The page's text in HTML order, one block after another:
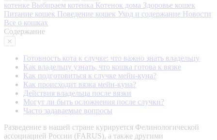
котенке Выбираем котенка Котенок дома Здоровье кошек
Питание кошек Поведение кошек Уход и содержание Новости
Все о кошках
Содержание
Готовность кота к случке: что важно знать владельцу
Как владельцу узнать, что кошка готова к вязке
Как подготовиться к случке мейн-куна?
Как происходит вязка мейн-куна?
Действия владельца после вязки
Могут ли быть осложнения после случки?
Часто задаваемые вопросы
Разведение в нашей стране курируется Фелинологической
ассоциацией России (FARUS), а также другими